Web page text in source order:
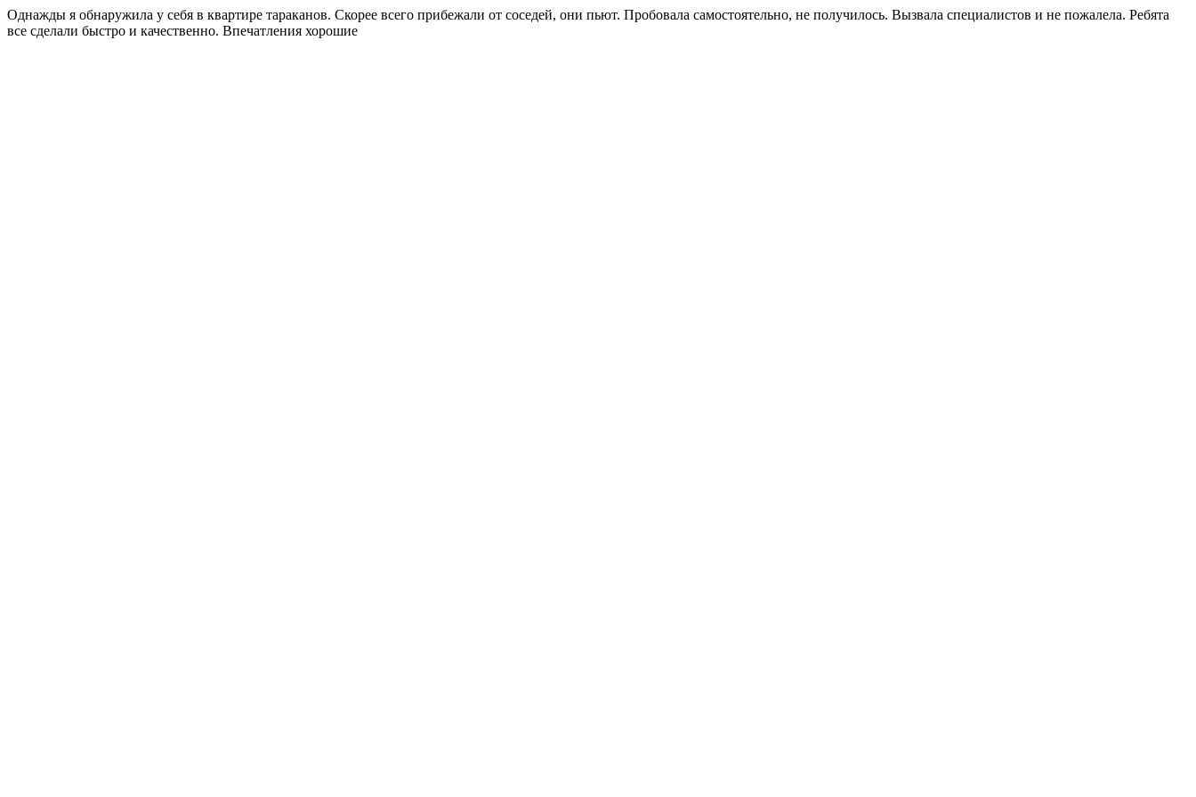
Однажды я обнаружила у себя в квартире тараканов. Скорее всего прибежали от соседей, они пьют. Пробовала самостоятельно, не получилось. Вызвала специалистов и не пожалела. Ребята
все сделали быстро и качественно. Впечатления хорошие